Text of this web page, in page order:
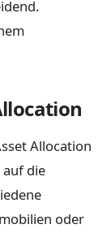
Allocation
auf die
oder